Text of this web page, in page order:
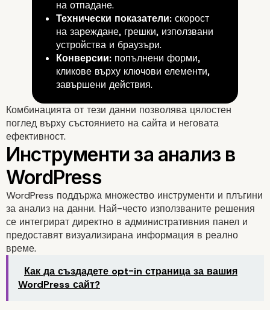
WordPress
на отпадане.
Технически показатели:скорост
на зареждане, грешки, използвани
устройства и браузъри.
Конверсии:попълнени форми,
кликове върху ключови елементи,
завършени действия.
Комбинацията от тези данни позволява цялостен
поглед върху състоянието на сайта и неговата
ефективност.
WordPress поддържа множество инструменти и плъгини
за анализ на данни. Най-често използваните решения
се интегрират директно в административния панел и
предоставят визуализирана информация в реално
време.
Как да създадете opt-in страница за вашия
WordPress сайт?